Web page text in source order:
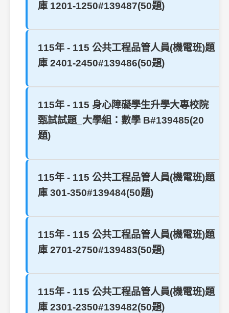
庫 1201-1250#139487(50題)
115年 - 115 公共工程品管人員(機電班)題
庫 2401-2450#139486(50題)
115年 - 115 身心障礙學生升學大專校院
甄試試題_大學組：數學 B#139485(20
題)
115年 - 115 公共工程品管人員(機電班)題
庫 301-350#139484(50題)
115年 - 115 公共工程品管人員(機電班)題
庫 2701-2750#139483(50題)
115年 - 115 公共工程品管人員(機電班)題
庫 2301-2350#139482(50題)